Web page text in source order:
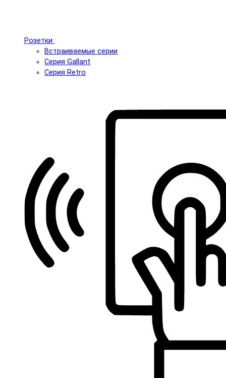
Розетки
Встраиваемые серии
Серия Gallant
Серия Retro